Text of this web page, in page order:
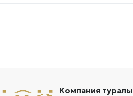
Компания туралы